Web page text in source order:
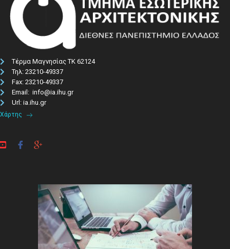
Τέρμα Μαγνησίας ΤΚ 62124
Τηλ: 23210-49337​
Fax: 23210-49337
Email: info@ia.ihu.gr
Url: ia.ihu.gr
Χάρτης